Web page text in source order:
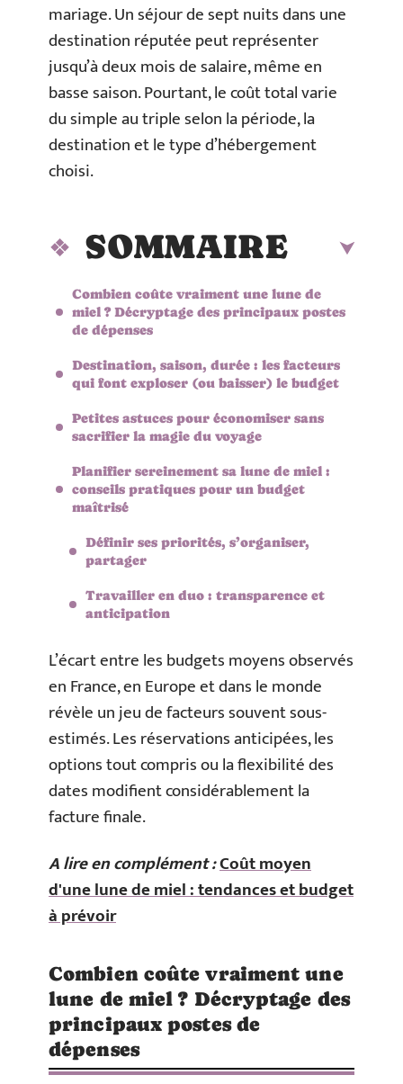
mariage. Un séjour de sept nuits dans une
destination réputée peut représenter
jusqu’à deux mois de salaire, même en
basse saison. Pourtant, le coût total varie
du simple au triple selon la période, la
destination et le type d’hébergement
choisi.
SOMMAIRE
Combien coûte vraiment une lune de
miel ? Décryptage des principaux postes
de dépenses
Destination, saison, durée : les facteurs
qui font exploser (ou baisser) le budget
Petites astuces pour économiser sans
sacrifier la magie du voyage
Planifier sereinement sa lune de miel :
conseils pratiques pour un budget
maîtrisé
Définir ses priorités, s’organiser,
partager
Travailler en duo : transparence et
anticipation
L’écart entre les budgets moyens observés
en France, en Europe et dans le monde
révèle un jeu de facteurs souvent sous-
estimés. Les réservations anticipées, les
options tout compris ou la flexibilité des
dates modifient considérablement la
facture finale.
A lire en complément :Coût moyen
d'une lune de miel : tendances et budget
à prévoir
Combien coûte vraiment une
lune de miel ? Décryptage des
principaux postes de
dépenses